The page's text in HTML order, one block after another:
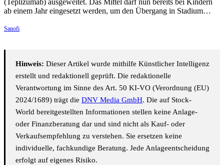
(Teplizumab) ausgeweitet. Das Mittel darf nun bereits bei Kindern
ab einem Jahr eingesetzt werden, um den Übergang in Stadium…
Sanofi
Hinweis: Dieser Artikel wurde mithilfe Künstlicher Intelligenz
erstellt und redaktionell geprüft. Die redaktionelle
Verantwortung im Sinne des Art. 50 KI-VO (Verordnung (EU)
2024/1689) trägt die DNV Media GmbH. Die auf Stock-
World bereitgestellten Informationen stellen keine Anlage-
oder Finanzberatung dar und sind nicht als Kauf- oder
Verkaufsempfehlung zu verstehen. Sie ersetzen keine
individuelle, fachkundige Beratung. Jede Anlageentscheidung
erfolgt auf eigenes Risiko.